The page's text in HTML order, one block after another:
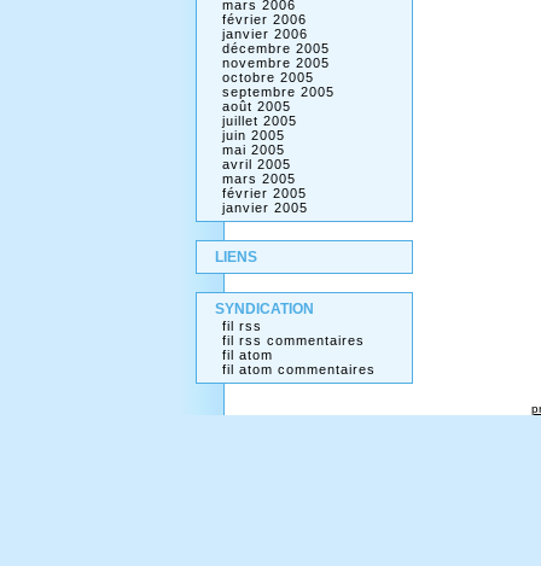
mars 2006
février 2006
janvier 2006
décembre 2005
novembre 2005
octobre 2005
septembre 2005
août 2005
juillet 2005
juin 2005
mai 2005
avril 2005
mars 2005
février 2005
janvier 2005
LIENS
SYNDICATION
fil rss
fil rss commentaires
fil atom
fil atom commentaires